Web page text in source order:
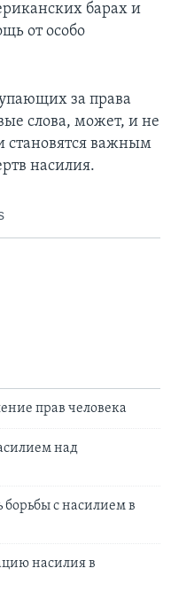
барах и
от особо
за права
слова, может, и не
становятся важным
насилия.
прав человека
над
с насилием в
насилия в